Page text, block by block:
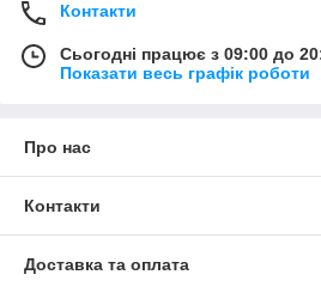
Контакти
Сьогодні працює з 09:00 до
Показати весь графік роботи
Про нас
Контакти
Доставка та оплата